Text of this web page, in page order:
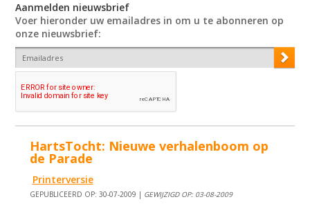
Aanmelden nieuwsbrief
Voer hieronder uw emailadres in om u te abonneren op
onze nieuwsbrief:
HartsTocht: Nieuwe verhalenboom op
de Parade
Printerversie
GEPUBLICEERD OP: 30-07-2009 | GEWIJZIGD OP: 03-08-2009